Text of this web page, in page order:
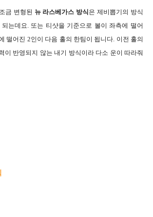
금 변형된 뉴 라스베가스 방식은 제비뽑기의 방식
는데요. 또는 티샷을 기준으로 볼이 좌측에 떨어
떨어진 2인이 다음 홀의 한팀이 됩니다. 이전 홀의
이 반영되지 않는 내기 방식이라 다소 운이 따라줘